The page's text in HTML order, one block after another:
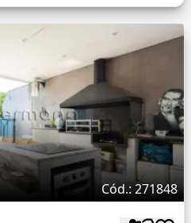
Cód.: 271848